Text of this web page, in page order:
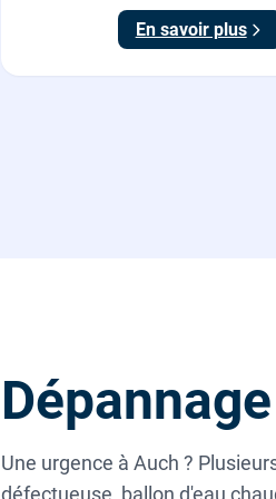
En savoir plus
Une urgence à Auch ?
défectueuse, ballon d'eau